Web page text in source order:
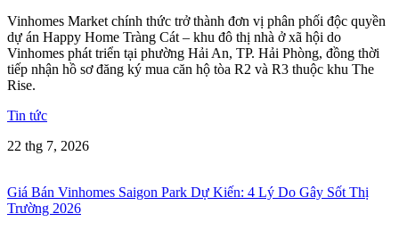
Vinhomes Market chính thức trở thành đơn vị phân phối độc quyền
dự án Happy Home Tràng Cát – khu đô thị nhà ở xã hội do
Vinhomes phát triển tại phường Hải An, TP. Hải Phòng, đồng thời
tiếp nhận hồ sơ đăng ký mua căn hộ tòa R2 và R3 thuộc khu The
Rise.
Tin tức
22 thg 7, 2026
Giá Bán Vinhomes Saigon Park Dự Kiến: 4 Lý Do Gây Sốt Thị
Trường 2026